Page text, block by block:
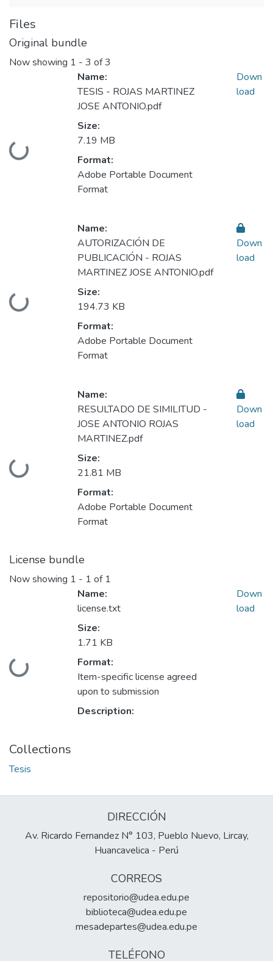
Files
Original bundle
Now showing 1 - 3 of 3
Name:
TESIS - ROJAS MARTINEZ
JOSE ANTONIO.pdf
Size:
7.19 MB
Format:
Adobe Portable Document
Format
Down
load
Name:
AUTORIZACIÓN DE
PUBLICACIÓN - ROJAS
MARTINEZ JOSE ANTONIO.pdf
Size:
194.73 KB
Format:
Adobe Portable Document
Format
Down
load
Name:
RESULTADO DE SIMILITUD -
JOSE ANTONIO ROJAS
MARTINEZ.pdf
Size:
21.81 MB
Format:
Adobe Portable Document
Format
Down
load
License bundle
Now showing 1 - 1 of 1
Name:
license.txt
Size:
1.71 KB
Format:
Item-specific license agreed
upon to submission
Description:
Down
load
Collections
Tesis
DIRECCIÓN
Av. Ricardo Fernandez N° 103, Pueblo Nuevo, Lircay,
Huancavelica - Perú
CORREOS
repositorio@udea.edu.pe
biblioteca@udea.edu.pe
mesadepartes@udea.edu.pe
TELÉFONO